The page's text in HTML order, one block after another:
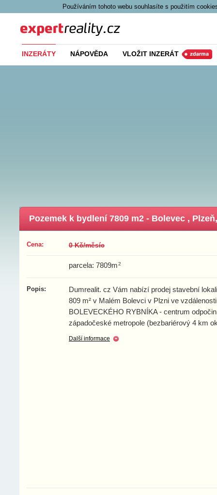
Používáním tohoto webu souhlasíte s použitím
INZERÁTY NÁPOVĚDA VLOŽIT INZERÁT
Pozemek k bydlení 7809 m2 - Bolevec ,
Cena: 0 Kč/měsíc
parcela: 7809m2
Popis:
Dumrealit. cz Vám nabízí prodej stavební
809 m² v Malém Bolevci v Plzni ve
BOLEVECKÉHO RYBNÍKA - centrum
západočeské metropole (bezbariérový 4 km
Další informace